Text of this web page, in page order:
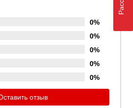
0%
0%
0%
0%
0%
отзыв